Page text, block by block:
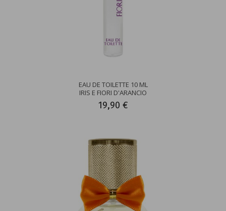
EAU DE TOILETTE 10 ML
IRIS E FIORI D'ARANCIO
19,90 €